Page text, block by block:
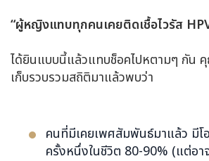
“ผู้หญิงแทบทุกคนเคยติดเชื้อไวรัส
ได้ยินแบบนี้แล้วแทบช็อคไปหตามๆ กัน
เก็บรวบรวมสถิติมาแล้วพบว่า
คนที่มีเคยเพศสัมพันธ์มาแล้ว มีโ
ครั้งหนึ่งในชีวิต 80-90% (แต่อา